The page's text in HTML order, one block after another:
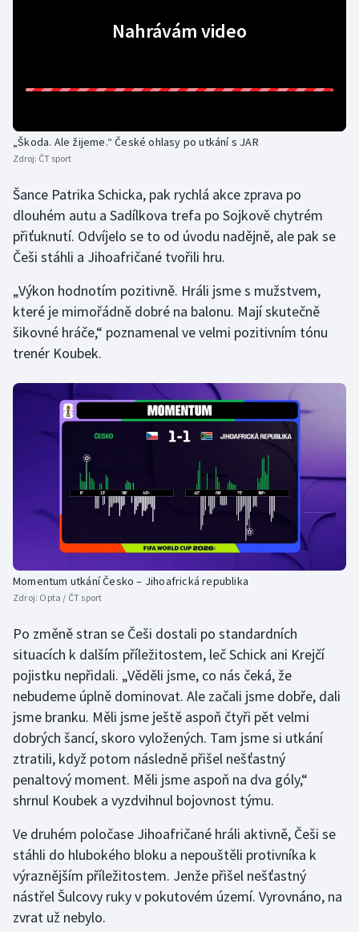
Lezení
Moderní pětiboj
Motorsport
Olympijské hry
Plavání
Plážový volejbal
Rychlobruslení
Rychlostní kanoistika
Short track
Sportovní střelba
Stolní tenis
Veslování
Vodní slalom
Volejbal
Ostatní
Nahrávám video
„Škoda. Ale žijeme.“ České ohlasy po utkání s JAR
Zdroj: ČT sport
Šance Patrika Schicka, pak rychlá akce zprava po
dlouhém autu a Sadílkova trefa po Sojkově chytrém
přiťuknutí. Odvíjelo se to od úvodu nadějně, ale pak se
Češi stáhli a Jihoafričané tvořili hru.
„Výkon hodnotím pozitivně. Hráli jsme s mužstvem,
které je mimořádně dobré na balonu. Mají skutečně
šikovné hráče,“ poznamenal ve velmi pozitivním tónu
trenér Koubek.
Momentum utkání Česko – Jihoafrická republika
Zdroj: Opta / ČT sport
Po změně stran se Češi dostali po standardních
situacích k dalším příležitostem, leč Schick ani Krejčí
pojistku nepřidali. „Věděli jsme, co nás čeká, že
nebudeme úplně dominovat. Ale začali jsme dobře, dali
jsme branku. Měli jsme ještě aspoň čtyři pět velmi
dobrých šancí, skoro vyložených. Tam jsme si utkání
ztratili, když potom následně přišel nešťastný
penaltový moment. Měli jsme aspoň na dva góly,“
shrnul Koubek a vyzdvihnul bojovnost týmu.
Ve druhém poločase Jihoafričané hráli aktivně, Češi se
stáhli do hlubokého bloku a nepouštěli protivníka k
výraznějším příležitostem. Jenže přišel nešťastný
nástřel Šulcovy ruky v pokutovém území. Vyrovnáno, na
zvrat už nebylo.